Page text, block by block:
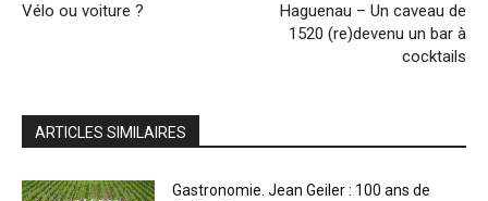
Vélo ou voiture ?
Haguenau – Un caveau de
1520 (re)devenu un bar à
cocktails
ARTICLES SIMILAIRES
Gastronomie. Jean Geiler : 100 ans de